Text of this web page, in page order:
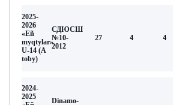
2025-
2026
«Eñ
myqtylar»
U-14 (A
toby)
СДЮСШ
№10-
2012
27 4 4
2024-
2025
Dinamo-